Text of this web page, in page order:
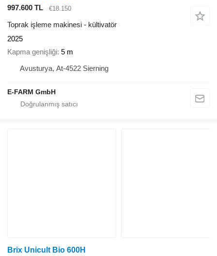
997.600 TL
€18.150
Toprak işleme makinesi - kültivatör
2025
Kapma genişliği 5 m
Avusturya, At-4522 Sierning
E-FARM GmbH
Brix Unicult Bio 600H